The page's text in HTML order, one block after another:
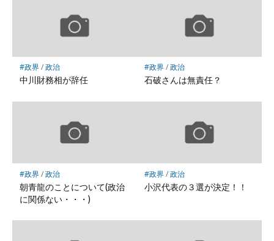
ー
ク
保
存
#政界/政治
中川財務相が辞任
#政界/政治
石破さんは無責任？
#政界/政治
朝青龍のことについて(政治
に関係ない・・・)
#政界/政治
小沢代表の３選が決定！！